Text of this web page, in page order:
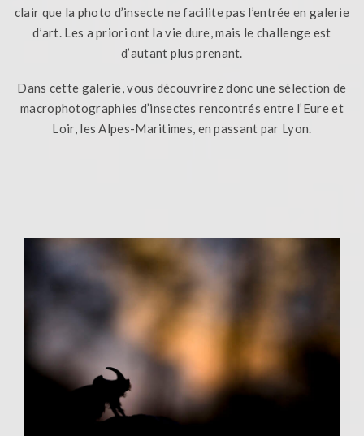
clair que la photo d’insecte ne facilite pas l’entrée en galerie
d’art. Les a priori ont la vie dure, mais le challenge est
d’autant plus prenant.
Dans cette galerie, vous découvrirez donc une sélection de
macrophotographies d’insectes rencontrés entre l’Eure et
Loir, les Alpes-Maritimes, en passant par Lyon.